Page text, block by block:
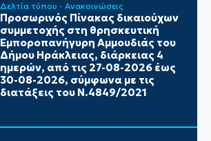
Δελτία τύπου - Ανακοινώσεις
Προσωρινός Πίνακας δικαιούχων
συμμετοχής στη θρησκευτική
Εμποροπανήγυρη Αμμουδιάς του
Δήμου Ηράκλειας, διάρκειας 4
ημερών, από τις 27-08-2026 έως
30-08-2026, σύμφωνα με τις
διατάξεις του Ν.4849/2021